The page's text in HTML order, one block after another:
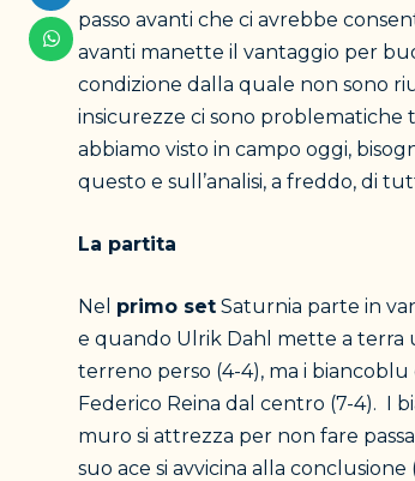
passo avanti che ci avrebbe
avanti manette il vantaggio per
condizione dalla quale non sono
insicurezze ci sono problematiche
abbiamo visto in campo oggi,
questo e sull’analisi, a freddo, di
La partita
Nel primo set Saturnia parte in
e quando Ulrik Dahl mette a terra
terreno perso (4-4), ma i
Federico Reina dal centro (7-4). I
muro si attrezza per non fare
suo ace si avvicina alla